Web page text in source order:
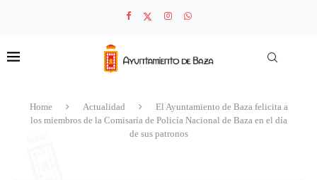
Home Actualidad
El Ayuntamiento de Baza felicita a
los miembros de la Comisaría de Policía Nacional de Baza en el día
de sus patronos